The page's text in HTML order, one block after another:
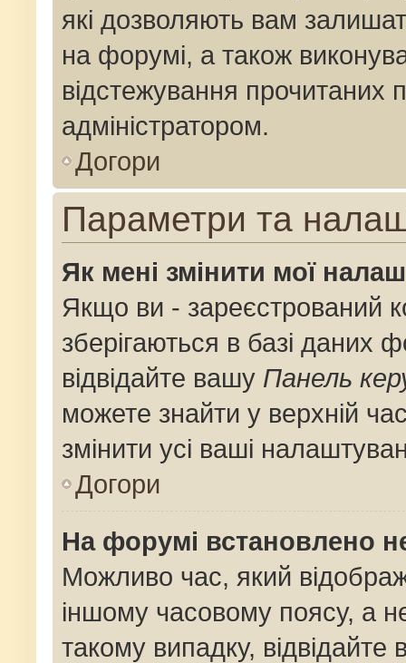
які дозволяють вам
на форумі, а також
відстежування прочитаних
адміністратором.
Догори
Параметри та
Як мені змінити мої
Якщо ви - зареєстрований
зберігаються в базі даних
відвідайте вашу Панель
можете знайти у верхній
змінити усі ваші
Догори
На форумі встановлено
Можливо час, який
іншому часовому поясу, а
такому випадку,